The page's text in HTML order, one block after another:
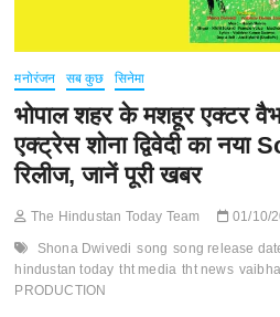
मनोरंजन सब कुछ सिनेमा
भोपाल शहर के मशहूर एक्टर
एक्ट्रेस शोना द्विवेदी का नया
रिलीज, जानें पूरी खबर
The Hindustan Today Team 01/10/
Shona Dwivedi song song release
hindustan today tht media tht news
PRODUCTION